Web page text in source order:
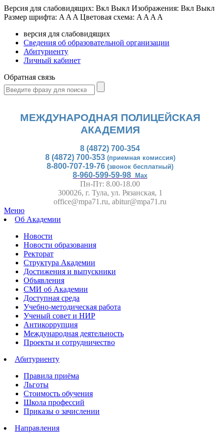
Версия для слабовидящих: Вкл Выкл Изображения: Вкл Выкл
Размер шрифта: A A A Цветовая схема: A A A A
версия для слабовидящих
Сведения об образовательной организации
Абитуриенту
Личный кабинет
Обратная связь
МЕЖДУНАРОДНАЯ ПОЛИЦЕЙСКАЯ
АКАДЕМИЯ
8 (4872) 700-354
8 (4872) 700-353 (приемная комиссия)
8-800-707-19-76 (звонок бесплатный)
8-960-599-59-98 Max
Пн-Пт: 8.00-18.00
300026, г. Тула, ул. Рязанская, 1
office@mpa71.ru, abitur@mpa71.ru
Меню
Об Академии
Новости
Новости образования
Ректорат
Структура Академии
Достижения и выпускники
Объявления
СМИ об Академии
Доступная среда
Учебно-методическая работа
Ученый совет и НИР
Антикоррупция
Международная деятельность
Проекты и сотрудничество
Абитуриенту
Правила приёма
Льготы
Стоимость обучения
Школа профессий
Приказы о зачислении
Направления